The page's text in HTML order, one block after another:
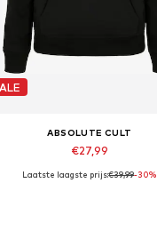
ABSOLUTE CULT
€27,99
Beschikbare maten: XXL
Laatste laagste prijs:€39,99-30%